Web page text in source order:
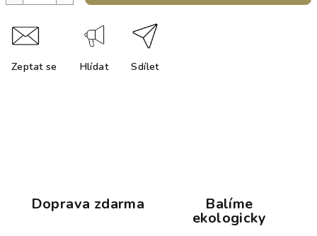
Zeptat se Hlídat Sdílet
Doprava zdarma Balíme
ekologicky